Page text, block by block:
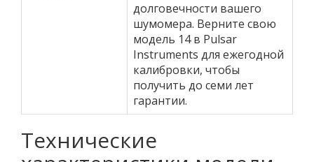
долговечности вашего
шумомера. Верните свою
модель 14 в Pulsar
Instruments для ежегодной
калибровки, чтобы
получить до семи лет
гарантии.
Технические